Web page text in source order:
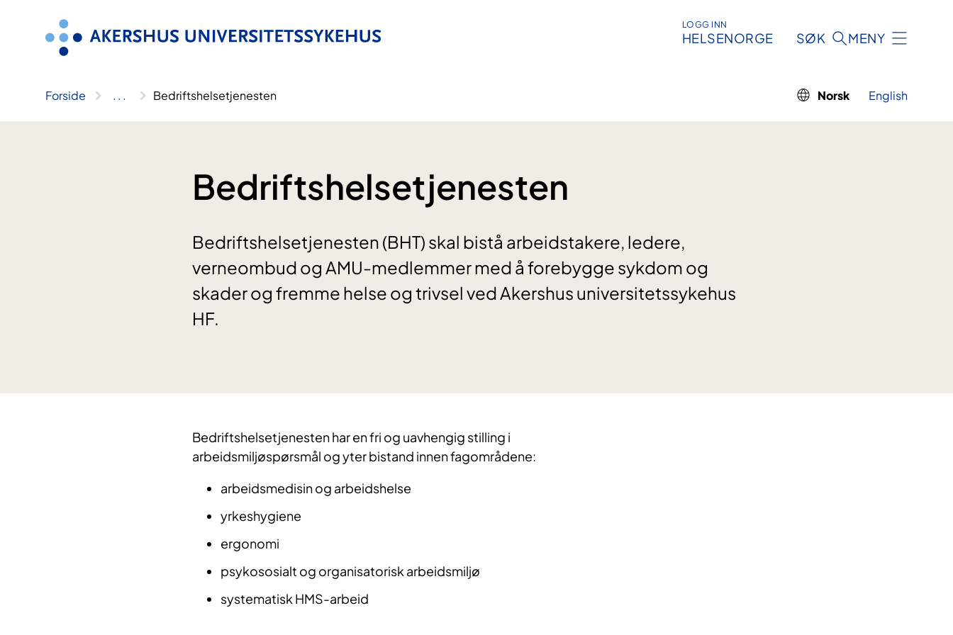
LOGG INN
HELSENORGE SØK MENY
Forside .. . Bedriftshelsetjenesten Norsk English
Bedriftshelsetjenesten
Bedriftshelsetjenesten (BHT) skal bistå arbeidstakere, ledere,
verneombud og AMU-medlemmer med å forebygge sykdom og
skader og fremme helse og trivsel ved Akershus universitetssykehus
HF.
Bedriftshelsetjenesten har en fri og uavhengig stilling i
arbeidsmiljøspørsmål og yter bistand innen fagområdene:
arbeidsmedisin og arbeidshelse
yrkeshygiene
ergonomi
psykososialt og organisatorisk arbeidsmiljø
systematisk HMS-arbeid